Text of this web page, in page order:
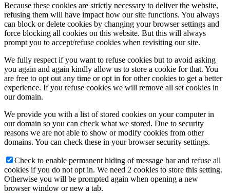
Because these cookies are strictly necessary to deliver the website,
refusing them will have impact how our site functions. You always
can block or delete cookies by changing your browser settings and
force blocking all cookies on this website. But this will always
prompt you to accept/refuse cookies when revisiting our site.
We fully respect if you want to refuse cookies but to avoid asking
you again and again kindly allow us to store a cookie for that. You
are free to opt out any time or opt in for other cookies to get a better
experience. If you refuse cookies we will remove all set cookies in
our domain.
We provide you with a list of stored cookies on your computer in
our domain so you can check what we stored. Due to security
reasons we are not able to show or modify cookies from other
domains. You can check these in your browser security settings.
Check to enable permanent hiding of message bar and refuse all
cookies if you do not opt in. We need 2 cookies to store this setting.
Otherwise you will be prompted again when opening a new
browser window or new a tab.